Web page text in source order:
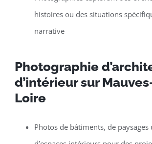
histoires ou des situations
narrative
Photographie
d’intérieur sur
Loire
Photos de bâtiments, de paysages